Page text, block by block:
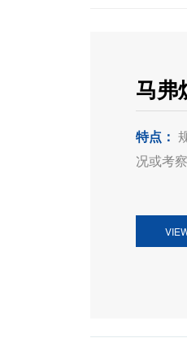
马弗
特点：
况或考